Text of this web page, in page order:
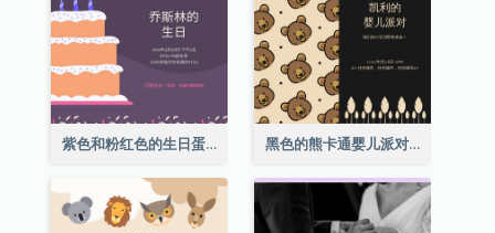
紫色和粉红色的生日蛋糕插图聚会请柬 黑色的熊卡通婴儿派对请柬